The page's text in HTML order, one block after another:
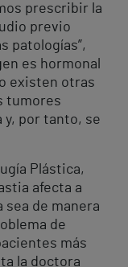
prescribir la
previo
patologías”,
es hormonal
existen otras
tumores
y, por tanto, se
Plástica,
afecta a
sea de manera
de
más
la doctora